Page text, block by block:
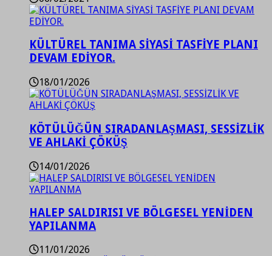
KÜLTÜREL TANIMA SİYASİ TASFİYE PLANI
DEVAM EDİYOR.
18/01/2026
KÖTÜLÜĞÜN SIRADANLAŞMASI, SESSİZLİK
VE AHLAKİ ÇÖKÜŞ
14/01/2026
HALEP SALDIRISI VE BÖLGESEL YENİDEN
YAPILANMA
11/01/2026